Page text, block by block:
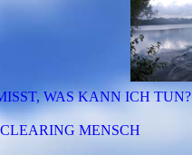
WAS KANN ICH TUN?
MENSCH